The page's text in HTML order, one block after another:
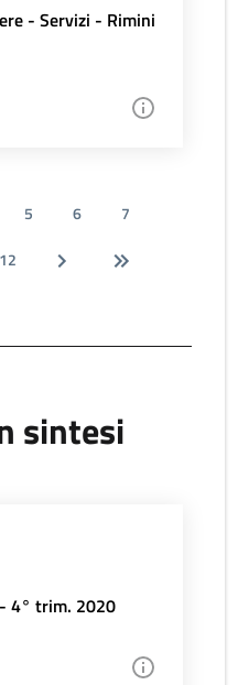
- Servizi - Rimini
5 6
7
12
sintesi
4° trim. 2020